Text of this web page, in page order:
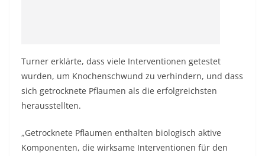
Turner erklärte, dass viele Interventionen getestet
wurden, um Knochenschwund zu verhindern, und dass
sich getrocknete Pflaumen als die erfolgreichsten
herausstellten.
„Getrocknete Pflaumen enthalten biologisch aktive
Komponenten, die wirksame Interventionen für den